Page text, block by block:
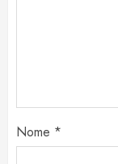
Nome *